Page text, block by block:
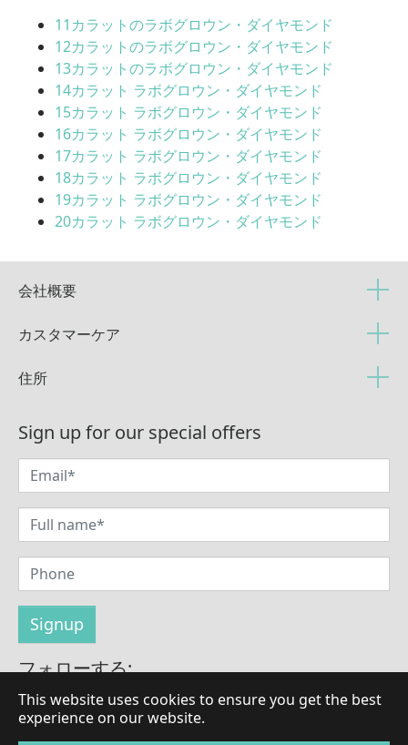
This website uses cookies to ensure you get the best
experience on our website.
11カラットのラボグロウン・ダイヤモンド
12カラットのラボグロウン・ダイヤモンド
13カラットのラボグロウン・ダイヤモンド
14カラット ラボグロウン・ダイヤモンド
15カラット ラボグロウン・ダイヤモンド
16カラット ラボグロウン・ダイヤモンド
17カラット ラボグロウン・ダイヤモンド
18カラット ラボグロウン・ダイヤモンド
19カラット ラボグロウン・ダイヤモンド
20カラット ラボグロウン・ダイヤモンド
会社概要
カスタマーケア
住所
Sign up for our special offers
フォローする: